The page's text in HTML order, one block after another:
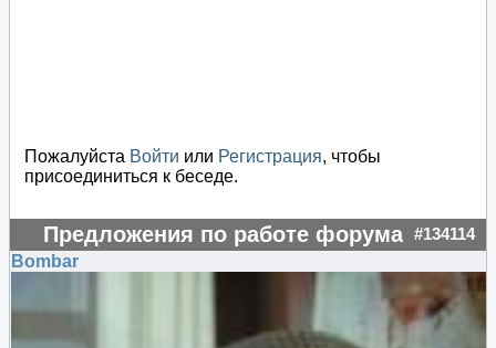
Пожалуйста Войти или Регистрация, чтобы
присоединиться к беседе.
Предложения по работе форума #134114
Bombar